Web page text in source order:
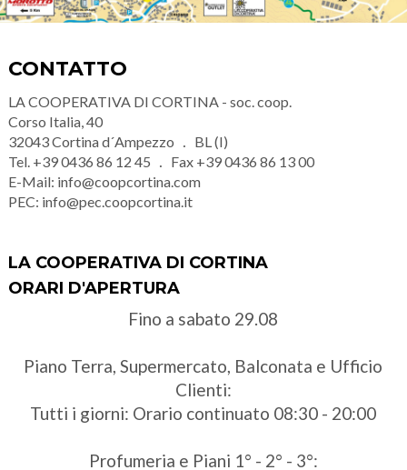
CONTATTO
LA COOPERATIVA DI CORTINA - soc. coop.
Corso Italia, 40
32043Cortina d´Ampezzo
BL (I)
Tel. +39 0436 86 12 45 Fax +39 0436 86 13 00
E-Mail: info@coopcortina.com
PEC: info@pec.coopcortina.it
LA COOPERATIVA DI CORTINA
ORARI D'APERTURA
Fino a sabato 29.08
Piano Terra, Supermercato, Balconata e Ufficio
Clienti:
Tutti i giorni: Orario continuato 08:30 - 20:00
Profumeria e Piani 1° - 2° - 3°: